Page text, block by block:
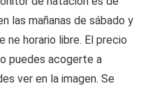
las mañanas de sábado y
ne horario libre. El precio
puedes acogerte a
ver en la imagen. Se